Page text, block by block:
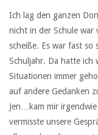
Ich lag den ganzen
nicht in der Schule war
scheiße. Es war fast so
Schuljahr. Da hatte ich
Situationen immer
auf andere Gedanken
Jen…kam mir
vermisste unsere